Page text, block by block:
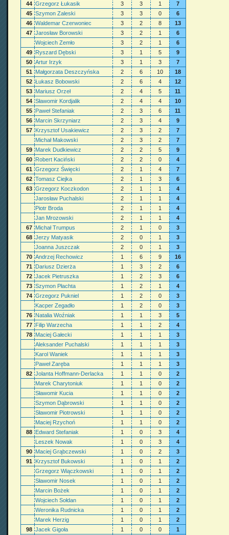
44 Grzegorz Łukasik 3 3 1
7
45 Szymon Zaleski 3 3 0
6
46 Waldemar Czerwoniec 3 2 8
13
47 Jarosław Borowski 3 2 1
6
Wojciech Zemło
3 2 1
6
49 Ryszard Dębski 3 1 5
9
50 Artur Irzyk 3 1 3
7
51
Małgorzata Deszczyńska 2 6 10
18
52 Łukasz Bobowski 2 6 4
12
53 Mariusz Orzeł 2 4 5
11
54 Sławomir Kordjalik 2 4 4
10
55 Paweł Stefaniak 2 3 6
11
56 Marcin Skrzyniarz 2 3 4
9
57 Krzysztof Usakiewicz 2 3 2
7
Michał Makowski
2 3 2
7
59 Marek Dudkiewicz 2 2 5
9
60 Robert Kaciński 2 2 0
4
61 Grzegorz Święcki 2 1 4
7
62 Tomasz Ciejka 2 1 3
6
63 Grzegorz Koczkodon 2 1 1
4
Jarosław Puchalski
2 1 1
4
Piotr Broda
2 1 1
4
Jan Mrozowski
2 1 1
4
67 Michał Trumpus 2 1 0
3
68 Jerzy Matyasik 2 0 1
3
Joanna Juszczak
2 0 1
3
70 Andrzej Rechowicz 1 6 9
16
71
Dariusz Dzierża 1 3 2
6
72 Jacek Pietruszka 1 2 3
6
73 Szymon Płachta 1 2 1
4
74 Grzegorz Pukniel 1 2 0
3
Kacper Zegadło
1 2 0
3
76 Natalia Woźniak 1 1 3
5
77 Filip Warzecha 1 1 2
4
78 Maciej Gałecki 1 1 1
3
Aleksander Puchalski
1 1 1
3
Karol Waniek
1 1 1
3
Paweł Zaręba
1 1 1
3
82 Jolanta Hoffmann-Derlacka 1 1 0
2
Marek Charytoniuk
1 1 0
2
Sławomir Kucia
1 1 0
2
Szymon Dąbrowski
1 1 0
2
Sławomir Piotrowski
1 1 0
2
Maciej Rzychoń
1 1 0
2
88 Edward Stefaniak 1 0 3
4
Leszek Nowak
1 0 3
4
90 Maciej Grąbczewski 1 0 2
3
91
Krzysztof Bukowski 1 0 1
2
Grzegorz Wiączkowski
1 0 1
2
Sławomir Nosek
1 0 1
2
Marcin Bożek
1 0 1
2
Wojciech Sołdan
1 0 1
2
Weronika Rudnicka
1 0 1
2
Marek Herzig
1 0 1
2
98 Jacek Gigoła 1 0 0
1